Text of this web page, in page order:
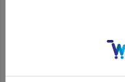
トップス